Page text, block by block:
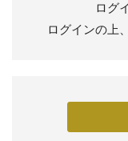
ログ
ログインの上